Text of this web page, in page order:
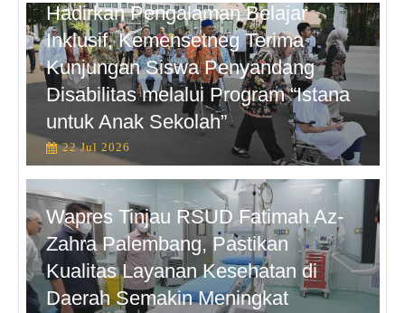
Hadirkan Pengalaman Belajar
Inklusif, Kemensetneg Terima
Kunjungan Siswa Penyandang
Disabilitas melalui Program “Istana
untuk Anak Sekolah”
22 Jul 2026
Wapres Tinjau RSUD Fatimah Az-
Zahra Palembang, Pastikan
Kualitas Layanan Kesehatan di
Daerah Semakin Meningkat